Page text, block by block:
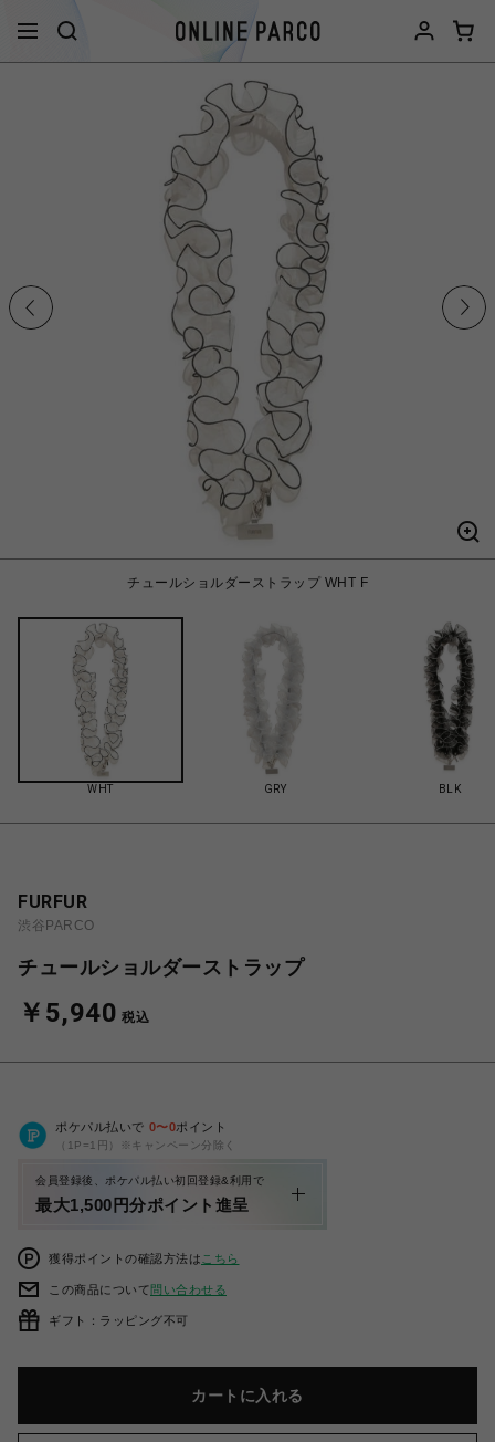
チュールショルダーストラップ WHT F
WHT GRY BLK
FURFUR
渋谷PARCO
チュールショルダーストラップ
￥5,940 税込
ポケパル払いで 0〜0ポイント
（1P=1円）※キャンペーン分除く
会員登録後、ポケパル払い初回登録&利用で
最大1,500円分ポイント進呈
獲得ポイントの確認方法は こちら
この商品について問い合わせる
ギフト：ラッピング不可
カートに入れる